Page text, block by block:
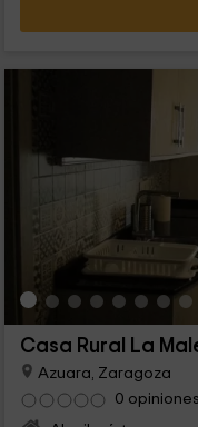
Casa Rural La
Azuara, Zaragoza
0 opiniones